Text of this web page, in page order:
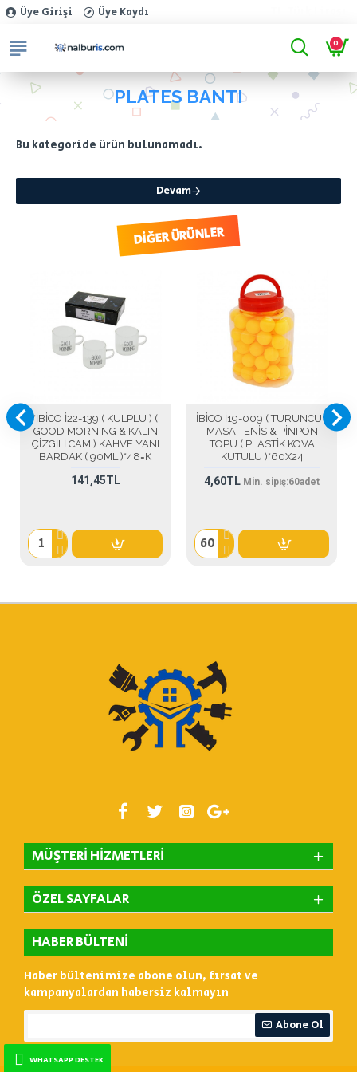
Üye Girişi Üye Kaydı
0
WHATSAPP DESTEK
PLATES BANTI
Bu kategoride ürün bulunamadı.
Devam
DIĞER ÜRÜNLER
*İBİCO İ22-139 ( KULPLU ) (
GOOD MORNING & KALIN
ÇİZGİLİ CAM ) KAHVE YANI
BARDAK ( 90ML )*48=K
141,45TL
İBİCO İ19-009 ( TURUNCU )
MASA TENİS & PİNPON
TOPU ( PLASTİK KOVA
KUTULU )*60X24
4,60TL Min. sipış:60adet
MÜŞTERI HIZMETLERI
ÖZEL SAYFALAR
HABER BÜLTENI
Haber bültenimize abone olun, fırsat ve
kampanyalardan habersiz kalmayın
Abone Ol